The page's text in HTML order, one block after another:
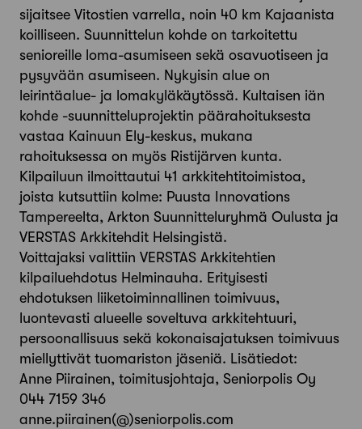
sijaitsee Vitostien varrella, noin 40 km Kajaanista
koilliseen. Suunnittelun kohde on tarkoitettu
senioreille loma-asumiseen sekä osavuotiseen ja
pysyvään asumiseen. Nykyisin alue on
leirintäalue- ja lomakyläkäytössä. Kultaisen iän
kohde -suunnitteluprojektin päärahoituksesta
vastaa Kainuun Ely-keskus, mukana
rahoituksessa on myös Ristijärven kunta.
Kilpailuun ilmoittautui 41 arkkitehtitoimistoa,
joista kutsuttiin kolme: Puusta Innovations
Tampereelta, Arkton Suunnitteluryhmä Oulusta ja
VERSTAS Arkkitehdit Helsingistä.
Voittajaksi valittiin VERSTAS Arkkitehtien
kilpailuehdotus Helminauha. Erityisesti
ehdotuksen liiketoiminnallinen toimivuus,
luontevasti alueelle soveltuva arkkitehtuuri,
persoonallisuus sekä kokonaisajatuksen toimivuus
miellyttivät tuomariston jäseniä. Lisätiedot:
Anne Piirainen, toimitusjohtaja, Seniorpolis Oy
044 7159 346
anne.piirainen(@)seniorpolis.com